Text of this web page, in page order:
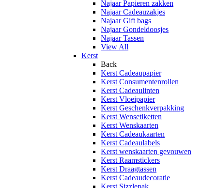
Najaar Papieren zakken
Najaar Cadeauzakjes
Najaar Gift bags
Najaar Gondeldoosjes
Najaar Tassen
View All
Kerst
Back
Kerst Cadeaupapier
Kerst Consumentenrollen
Kerst Cadeaulinten
Kerst Vloeipapier
Kerst Geschenkverpakking
Kerst Wensetiketten
Kerst Wenskaarten
Kerst Cadeaukaarten
Kerst Cadeaulabels
Kerst wenskaarten gevouwen
Kerst Raamstickers
Kerst Draagtassen
Kerst Cadeaudecoratie
Kerst Sizzlepak